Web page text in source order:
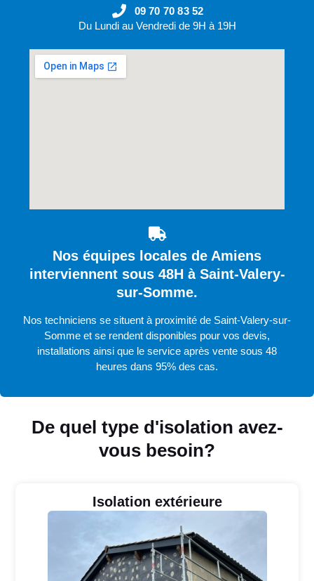
De quel type d'isolation avez-
vous besoin?
Isolation extérieure
09 70 70 83 52
Du Lundi au Vendredi de 9H à 19H
Nos équipes locales de Amiens
interviennent sous 48H à Saint-Valery-
sur-Somme.
Nos techniciens se situent à proximité de Saint-Valery-sur-
Somme et se rendent disponibles pour vos devis,
installations ainsi que le service après vente sous 48
heures dans 95% des cas.